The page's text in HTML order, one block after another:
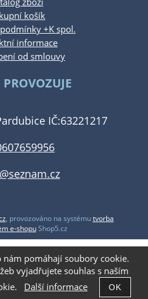
košík
+K spol.
informace
od smlouvy
PROVOZUJE
IČ:63221217
, provozováno na systémutvorba
e-shopuShop5.cz
nám pomáhají soubory cookie.
vyjadřujete souhlas s naším
Další informace